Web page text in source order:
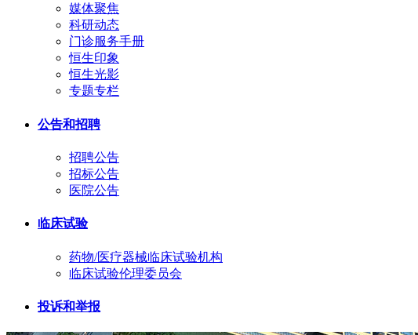
媒体聚焦
科研动态
门诊服务手册
恒生印象
恒生光影
专题专栏
公告和招聘
招聘公告
招标公告
医院公告
临床试验
药物/医疗器械临床试验机构
临床试验伦理委员会
投诉和举报